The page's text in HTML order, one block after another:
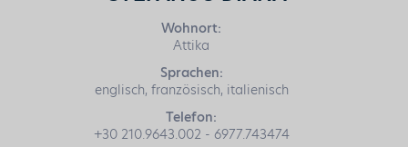
Wohnort:
Attika
Sprachen:
englisch, französisch, italienisch
Telefon:
+30 210.9643.002 - 6977.743474